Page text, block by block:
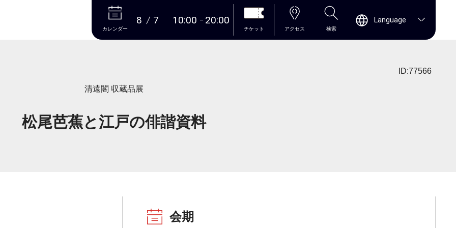
本文へ
カレンダー
8 7 10:00 20:00
チケット アクセス 検索
Language
ID:77566
清遠閣 収蔵品展
松尾芭蕉と江戸の俳諧資料
会期